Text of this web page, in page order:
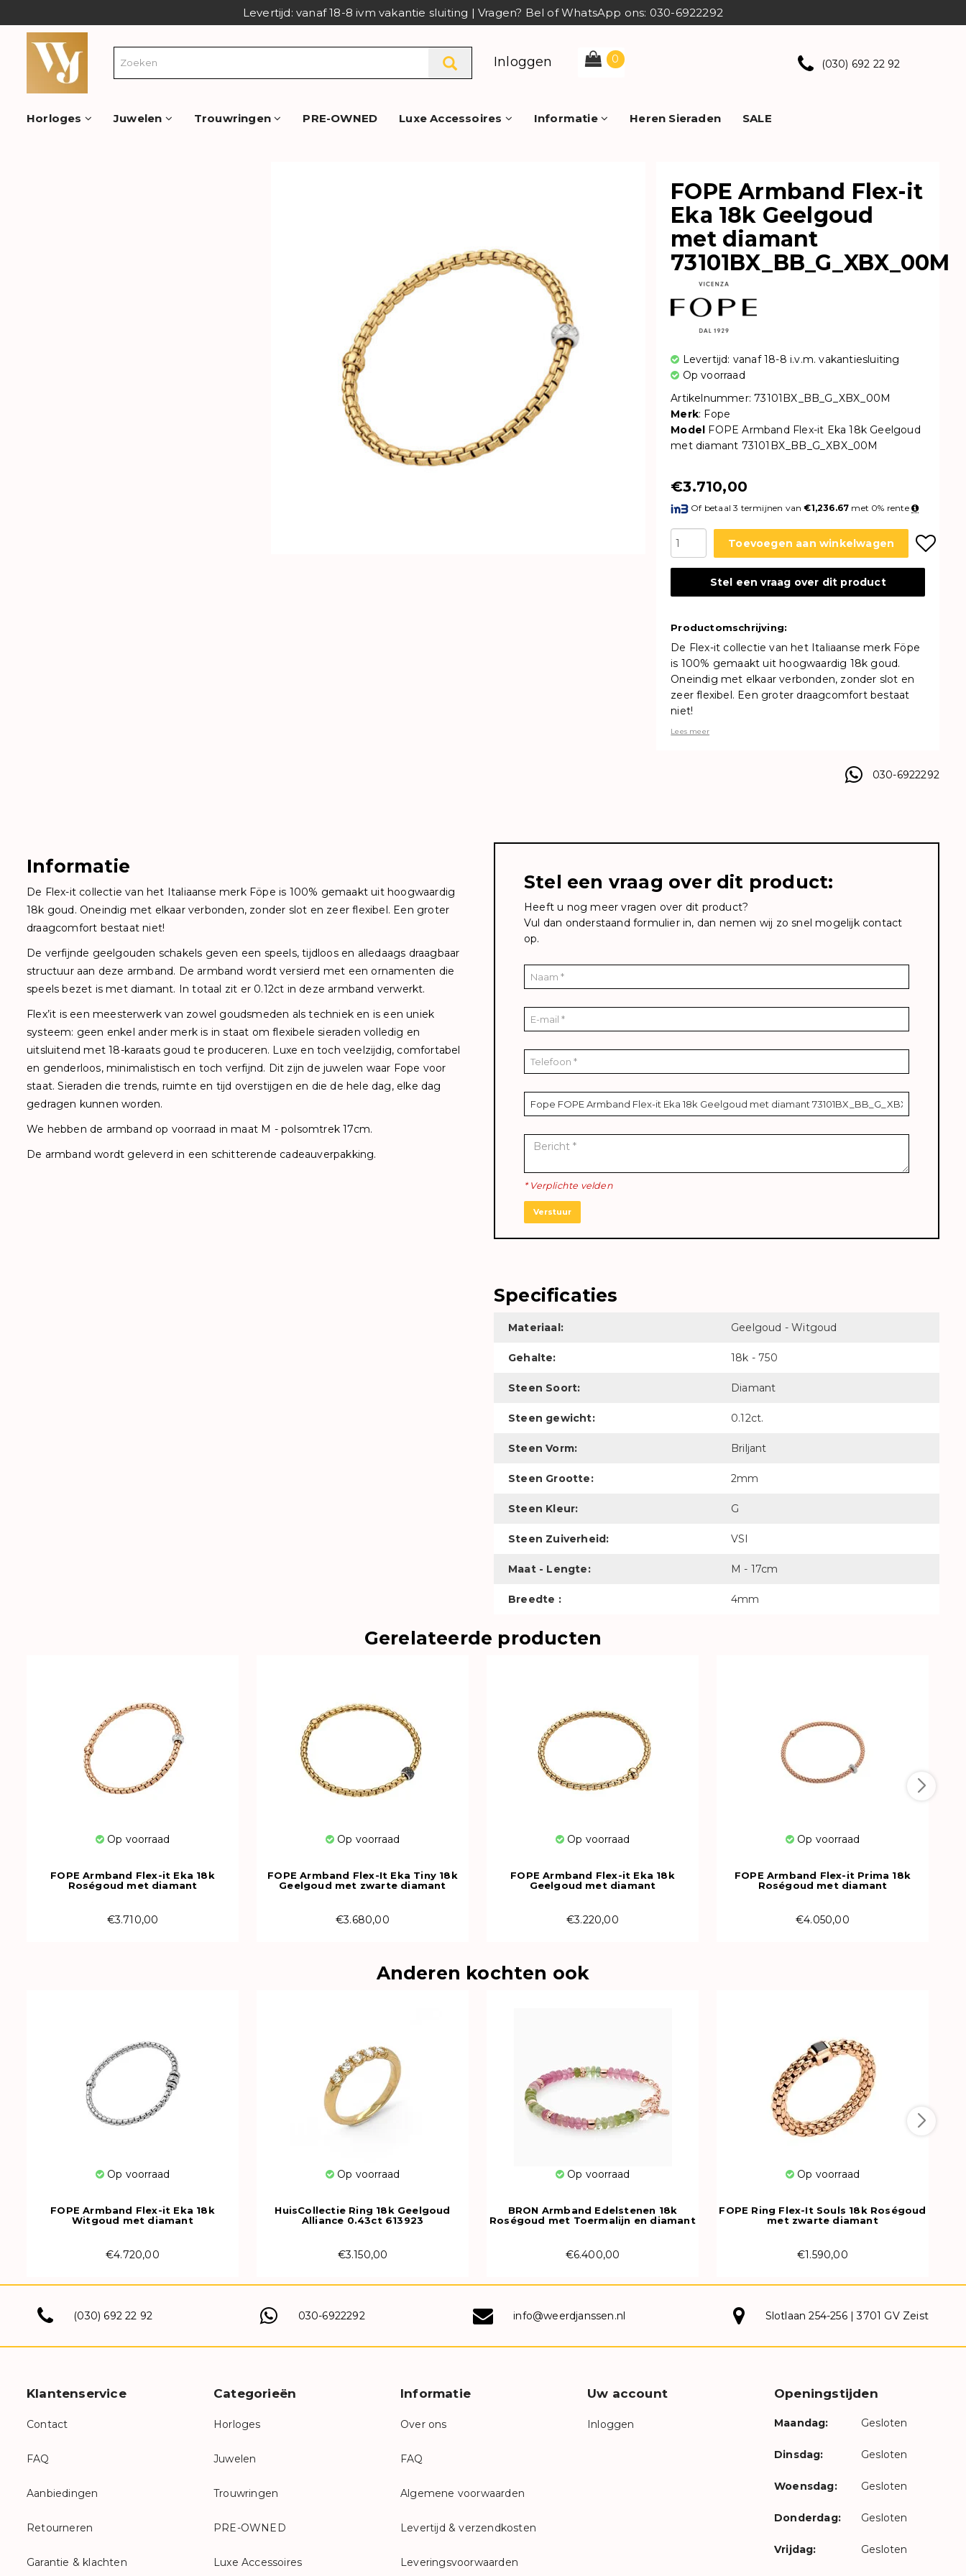
Levertijd: vanaf 18-8 ivm vakantie sluiting | Vragen? Bel of WhatsApp ons: 030-6922292
Inloggen 0 (030) 692 22 92
Horloges Juwelen Trouwringen PRE-OWNED Luxe Accessoires Informatie Heren Sieraden SALE
Wellicht zijn deze producten ook interessant voor je?
ALBANU Armband Cord grey met stalen sluiting 6mm-17.5cm
€185,00
FOPE Armband Flex-it
Eka 18k Geelgoud
met diamant
73101BX_BB_G_XBX_00M
Levertijd: vanaf 18-8 i.v.m. vakantiesluiting
Op voorraad
Artikelnummer: 73101BX_BB_G_XBX_00M
Merk: Fope
Model FOPE Armband Flex-it Eka 18k Geelgoud
met diamant 73101BX_BB_G_XBX_00M
€3.710,00
Of betaal 3 termijnen van€1,236.67 met 0% rente
Toevoegen aan winkelwagen
Stel een vraag over dit product
Productomschrijving:
De Flex-it collectie van het Italiaanse merk Föpe
is 100% gemaakt uit hoogwaardig 18k goud.
Oneindig met elkaar verbonden, zonder slot en
zeer flexibel. Een groter draagcomfort bestaat
niet!
Lees meer
030-6922292
Informatie
De Flex-it collectie van het Italiaanse merk Föpe is 100% gemaakt uit hoogwaardig
18k goud. Oneindig met elkaar verbonden, zonder slot en zeer flexibel. Een groter
draagcomfort bestaat niet!
De verfijnde geelgouden schakels geven een speels, tijdloos en alledaags draagbaar
structuur aan deze armband. De armband wordt versierd met een ornamenten die
speels bezet is met diamant. In totaal zit er 0.12ct in deze armband verwerkt.
Flex’it is een meesterwerk van zowel goudsmeden als techniek en is een uniek
systeem: geen enkel ander merk is in staat om flexibele sieraden volledig en
uitsluitend met 18-karaats goud te produceren. Luxe en toch veelzijdig, comfortabel
en genderloos, minimalistisch en toch verfijnd. Dit zijn de juwelen waar Fope voor
staat. Sieraden die trends, ruimte en tijd overstijgen en die de hele dag, elke dag
gedragen kunnen worden.
We hebben de armband op voorraad in maat M - polsomtrek 17cm.
De armband wordt geleverd in een schitterende cadeauverpakking.
Stel een vraag over dit product:
Heeft u nog meer vragen over dit product?
Vul dan onderstaand formulier in, dan nemen wij zo snel mogelijk contact
op.
* Verplichte velden
Verstuur
Specificaties
Materiaal: Geelgoud - Witgoud
Gehalte: 18k - 750
Steen Soort: Diamant
Steen gewicht: 0.12ct.
Steen Vorm: Briljant
Steen Grootte: 2mm
Steen Kleur: G
Steen Zuiverheid: VSI
Maat - Lengte: M - 17cm
Breedte : 4mm
Gerelateerde producten
Op voorraad
FOPE Armband Flex-it Eka 18k
Roségoud met diamant
€3.710,00
Op voorraad
FOPE Armband Flex-It Eka Tiny 18k
Geelgoud met zwarte diamant
€3.680,00
Op voorraad
FOPE Armband Flex-it Eka 18k
Geelgoud met diamant
€3.220,00
Op voorraad
FOPE Armband Flex-it Prima 18k
Roségoud met diamant
€4.050,00
Anderen kochten ook
Op voorraad
FOPE Armband Flex-it Eka 18k
Witgoud met diamant
€4.720,00
Op voorraad
HuisCollectie Ring 18k Geelgoud
Alliance 0.43ct 613923
€3.150,00
Op voorraad
BRON Armband Edelstenen 18k
Roségoud met Toermalijn en diamant
€6.400,00
Op voorraad
FOPE Ring Flex-It Souls 18k Roségoud
met zwarte diamant
€1.590,00
(030) 692 22 92 030-6922292 info@weerdjanssen.nl Slotlaan 254-256 | 3701 GV Zeist
Klantenservice
Contact
FAQ
Aanbiedingen
Retourneren
Garantie & klachten
Categorieën
Horloges
Juwelen
Trouwringen
PRE-OWNED
Luxe Accessoires
Informatie
Over ons
FAQ
Algemene voorwaarden
Levertijd & verzendkosten
Leveringsvoorwaarden
Uw account
Inloggen
Openingstijden
Maandag: Gesloten
Dinsdag: Gesloten
Woensdag: Gesloten
Donderdag: Gesloten
Vrijdag: Gesloten